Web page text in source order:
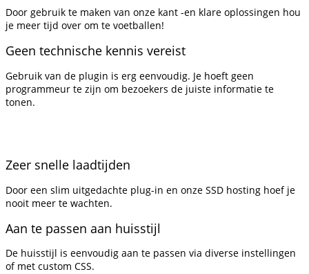
Door gebruik te maken van onze kant -en klare oplossingen hou
je meer tijd over om te voetballen!
Geen technische kennis vereist
Gebruik van de plugin is erg eenvoudig. Je hoeft geen
programmeur te zijn om bezoekers de juiste informatie te
tonen.
Zeer snelle laadtijden
Door een slim uitgedachte plug-in en onze SSD hosting hoef je
nooit meer te wachten.
Aan te passen aan huisstijl
De huisstijl is eenvoudig aan te passen via diverse instellingen
of met custom CSS.